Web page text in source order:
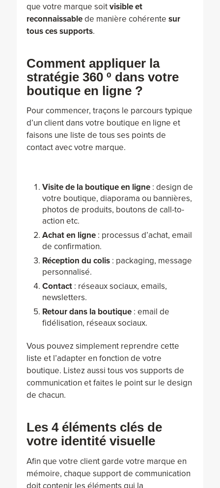
que votre marque soitvisible et
reconnaissablede manière cohérente sur
tous ces supports.
Comment appliquer la
stratégie 360 º dans votre
boutique en ligne ?
Pour commencer, traçons le parcours typique
d’un client dans votre boutique en ligne et
faisons une liste de tous ses points de
contact avec votre marque.
Visite de la boutique en ligne: design de
votre boutique, diaporama ou bannières,
photos de produits, boutons de call-to-
action etc.
Achat en ligne: processus d’achat, email
de confirmation.
Réception du colis: packaging, message
personnalisé.
Contact: réseaux sociaux, emails,
newsletters.
Retour dans la boutique: email de
fidélisation, réseaux sociaux.
Vous pouvez simplement reprendre cette
liste et l’adapter en fonction de votre
boutique. Listez aussi tous vos supports de
communication et faites le point sur le design
de chacun.
Les 4 éléments clés de
votre identité visuelle
Afin que votre client garde votre marque en
mémoire, chaque support de communication
doit contenir les éléments qui la